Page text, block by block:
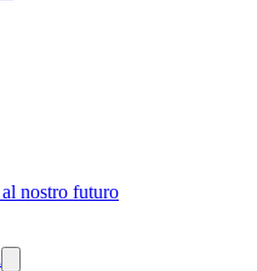
nostro futuro